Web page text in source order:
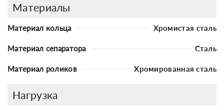
Материалы
Материал кольца Хромистая сталь
Материал сепаратора Сталь
Материал роликов Хромированная сталь
Нагрузка